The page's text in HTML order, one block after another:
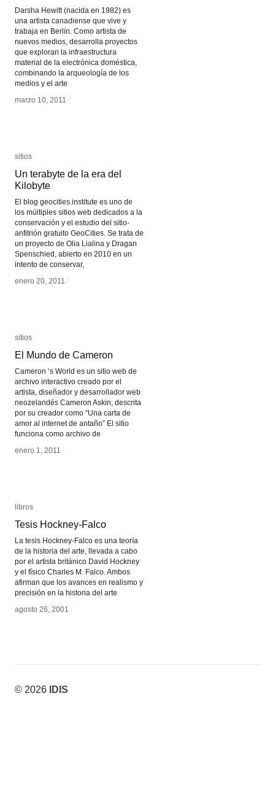
Darsha Hewitt (nacida en 1982) es
una artista canadiense que vive y
trabaja en Berlín. Como artista de
nuevos medios, desarrolla proyectos
que exploran la infraestructura
material de la electrónica doméstica,
combinando la arqueología de los
medios y el arte
marzo 10, 2011 /
marzo 10, 2011 /
sitios
Un terabyte de la era del
Kilobyte
El blog geocities.institute es uno de
los múltiples sitios web dedicados a la
conservación y el estudio del sitio-
anfitrión gratuito GeoCities. Se trata de
un proyecto de Olia Lialina y Dragan
Spenschied, abierto en 2010 en un
intento de conservar,
enero 20, 2011 /
sitios
Un terabyte de la era del
Kilobyte
enero 20, 2011 /
sitios
El Mundo de Cameron
Cameron ‘s World es un sitio web de
archivo interactivo creado por el
artista, diseñador y desarrollador web
neozelandés Cameron Askin, descrita
por su creador como “Una carta de
amor al internet de antaño” El sitio
funciona como archivo de
enero 1, 2011 /
sitios
El Mundo de Cameron
enero 1, 2011 /
libros
Tesis Hockney-Falco
La tesis Hockney-Falco es una teoría
de la historia del arte, llevada a cabo
por el artista británico David Hockney
y el físico Charles M. Falco. Ambos
afirman que los avances en realismo y
precisión en la historia del arte
agosto 26, 2001 /
libros
Tesis Hockney-Falco
agosto 26, 2001 /
© 2026 IDIS